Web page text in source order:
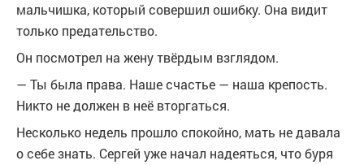
мальчишка, который совершил ошибку. Она видит
только предательство.
Он посмотрел на жену твёрдым взглядом.
— Ты была права. Наше счастье — наша крепость.
Никто не должен в неё вторгаться.
Несколько недель прошло спокойно, мать не давала
о себе знать. Сергей уже начал надеяться, что буря